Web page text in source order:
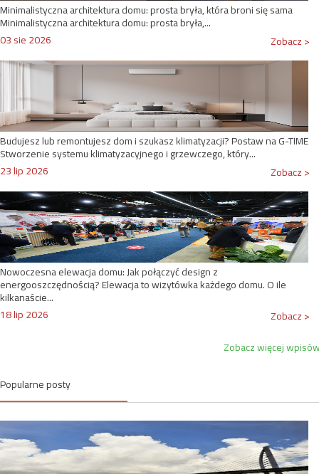
Minimalistyczna architektura domu: prosta bryła, która broni się sama
Minimalistyczna architektura domu: prosta bryła,...
03 sie 2026
Zobacz >
Budujesz lub remontujesz dom i szukasz klimatyzacji? Postaw na G-TIME
Stworzenie systemu klimatyzacyjnego i grzewczego, który...
23 lip 2026
Zobacz >
Nowoczesna elewacja domu: Jak połączyć design z
energooszczędnością? Elewacja to wizytówka każdego domu. O ile
kilkanaście...
18 lip 2026
Zobacz >
Zobacz więcej
Popularne posty